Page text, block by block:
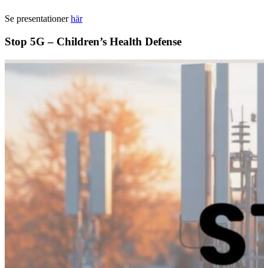
Se presentationerhär
Stop 5G – Children’s Health Defense